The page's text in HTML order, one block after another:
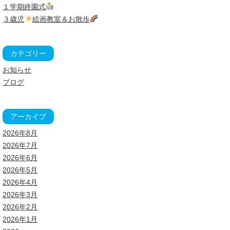
１学期終園式
３歳児
絵画教室＆お散歩
カテゴリー
お知らせ
ブログ
アーカイブ
2026年8月
2026年7月
2026年6月
2026年5月
2026年4月
2026年3月
2026年2月
2026年1月